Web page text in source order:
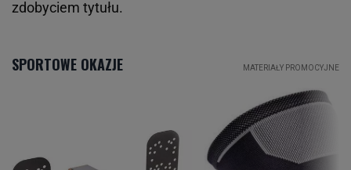
zdobyciem tytułu.